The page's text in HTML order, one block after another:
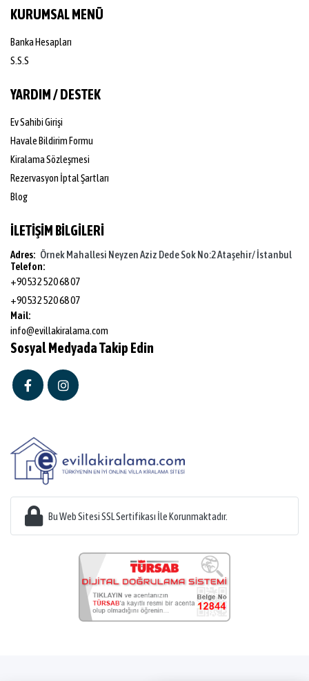
KURUMSAL MENÜ
Banka Hesapları
S.S.S
YARDIM / DESTEK
Ev Sahibi Girişi
Havale Bildirim Formu
Kiralama Sözleşmesi
Rezervasyon İptal Şartları
Blog
İLETİŞİM BİLGİLERİ
Adres: Örnek Mahallesi Neyzen Aziz Dede Sok No:2 Ataşehir/ İstanbul
Telefon:
+90 532 520 68 07
+90 532 520 68 07
Mail:
info@evillakiralama.com
Sosyal Medyada Takip Edin
Bu Web Sitesi SSL Sertifikası İle Korunmaktadır.